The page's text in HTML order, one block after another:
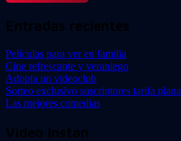
Entradas recientes
Películas para ver en familia
Cine refrescante y veraniego
Adopta un videoclub
Sorteo exclusivo suscriptores tarifa plana
Las mejores comedias
Video Instan